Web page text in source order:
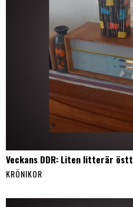
Veckans DDR: Liten litterär
KRÖNIKOR